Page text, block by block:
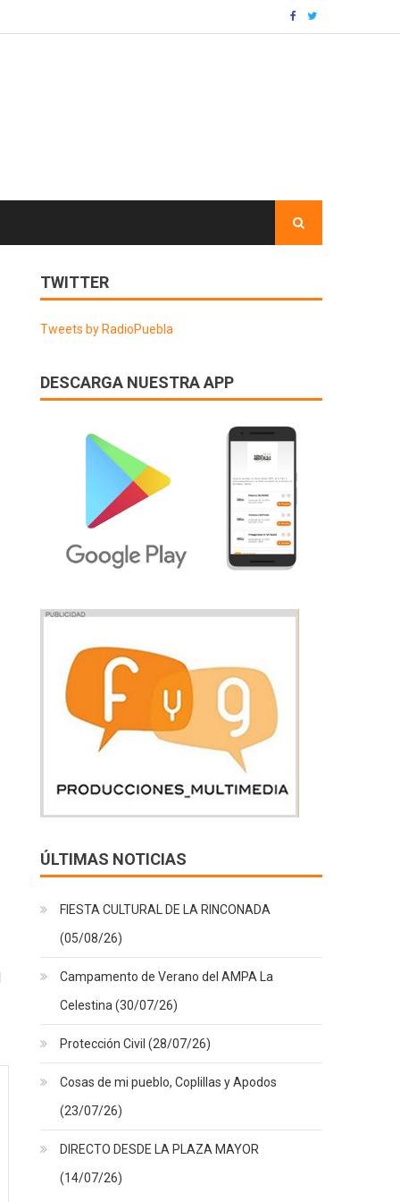
TWITTER
Tweets by RadioPuebla
DESCARGA NUESTRA APP
ÚLTIMAS NOTICIAS
FIESTA CULTURAL DE LA RINCONADA
(05/08/26)
Campamento de Verano del AMPA La
Celestina (30/07/26)
Protección Civil (28/07/26)
Cosas de mi pueblo, Coplillas y Apodos
(23/07/26)
DIRECTO DESDE LA PLAZA MAYOR
(14/07/26)